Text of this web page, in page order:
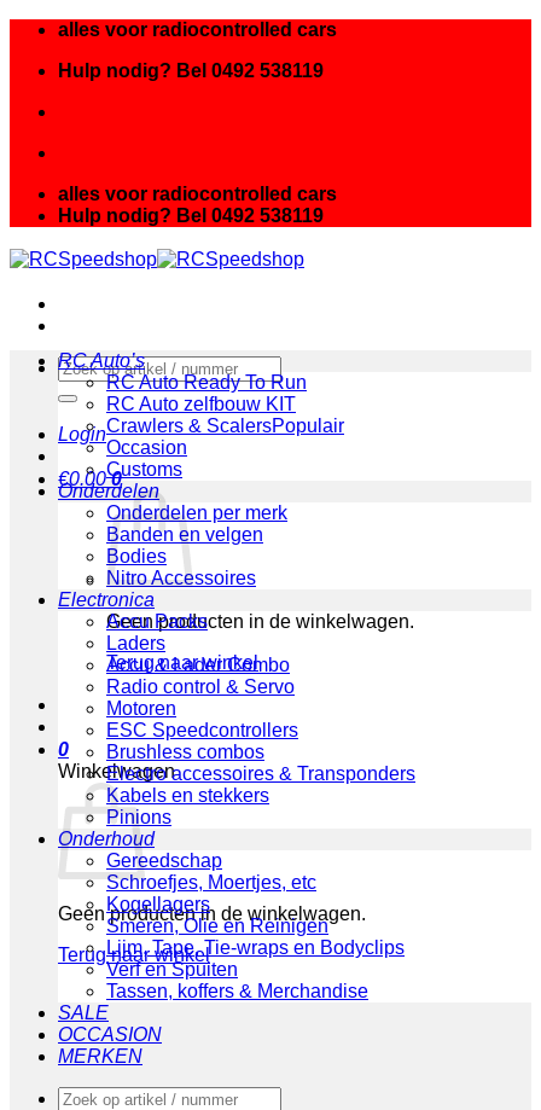
inhoud
alles voor radiocontrolled cars
Hulp nodig? Bel 0492 538119
alles voor radiocontrolled cars
Hulp nodig? Bel 0492 538119
Zoeken
naar:
Login
€0.00 0
Geen producten in de winkelwagen.
Terug naar winkel
0
Winkelwagen
Geen producten in de winkelwagen.
Terug naar winkel
RC Auto’s
RC Auto Ready To Run
RC Auto zelfbouw KIT
Crawlers & Scalers
Occasion
Customs
Onderdelen
Onderdelen per merk
Banden en velgen
Bodies
Nitro Accessoires
Electronica
Accu Packs
Laders
Accu & Lader Combo
Radio control & Servo
Motoren
ESC Speedcontrollers
Brushless combos
Electro accessoires & Transponders
Kabels en stekkers
Pinions
Onderhoud
Gereedschap
Schroefjes, Moertjes, etc
Kogellagers
Smeren, Olie en Reinigen
Lijm, Tape, Tie-wraps en Bodyclips
Verf en Spuiten
Tassen, koffers & Merchandise
SALE
OCCASION
MERKEN
Zoeken